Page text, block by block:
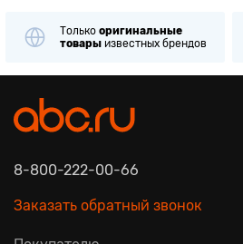
Только оригинальные
товары известных брендов
8-800-222-00-66
Заказать обратный звонок